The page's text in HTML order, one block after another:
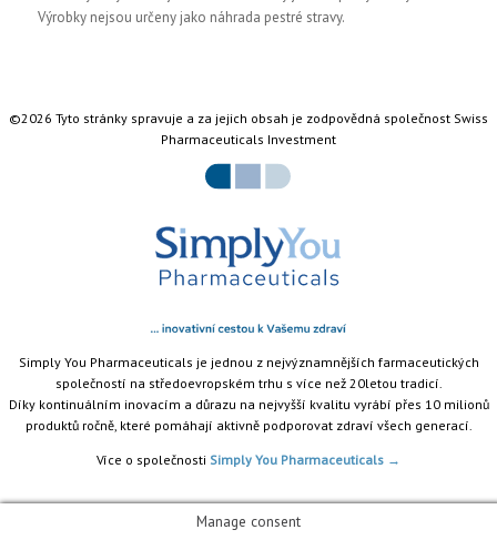
Výrobky nejsou určeny jako náhrada pestré stravy.
©2026 Tyto stránky spravuje a za jejich obsah je zodpovědná společnost Swiss
Pharmaceuticals Investment
Simply You Pharmaceuticals je jednou z nejvýznamnějších farmaceutických
společností na středoevropském trhu s více než 20letou tradicí.
Díky kontinuálním inovacím a důrazu na nejvyšší kvalitu vyrábí přes 10 milionů
produktů ročně, které pomáhají aktivně podporovat zdraví všech generací.
Více o společnosti Simply You Pharmaceuticals →
Manage consent